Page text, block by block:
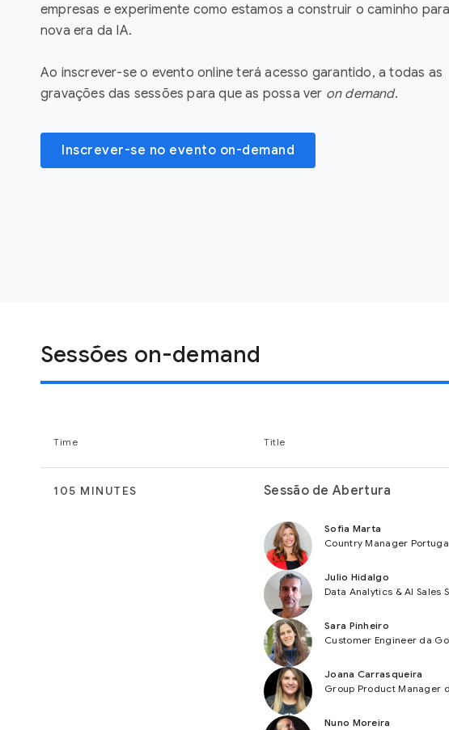
empresas e experimente como estamos a construir o caminho
nova era da IA.
Ao inscrever-se o evento online terá acesso garantido, a todas as
gravações das sessões para que as possa ver on demand.
Inscrever-se no evento on-demand
Sessões on-demand
Time Title
Sessão de Abertura
105 MINUTES
Sofia Marta
Country Manager
Julio Hidalgo
Data Analytics & AI Sales
Sara Pinheiro
Customer Engineer da
Joana Carrasqueira
Group Product Manager
Nuno Moreira